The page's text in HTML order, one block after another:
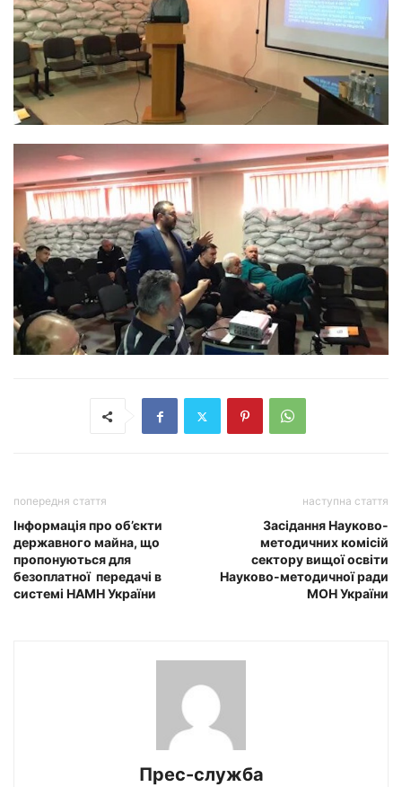
попередня стаття
Інформація про об’єкти
державного майна, що
пропонуються для
безоплатної передачі в
системі НАМН України
наступна стаття
Засідання Науково-
методичних комісій
сектору вищої освіти
Науково-методичної ради
МОН України
Прес-служба